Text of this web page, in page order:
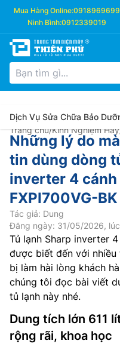
Mua Hàng Online:0918969699
Ninh Bình:0912339019
Dịch Vụ Sửa Chữa Bảo
Trang chủ/Kinh Nghiệm Hay
Những lý do
tin dùng dòng
inverter 4 cánh
FXPI700VG-
Tác giả: Dung
Đăng ngày: 31/05/2026,
Tủ lạnh Sharp inverter 4
được biết đến với
bị làm hài lòng khách
chúng tôi đọc bài viết
tủ lạnh này nhé.
Dung tích lớn 611
rộng rãi, khoa học